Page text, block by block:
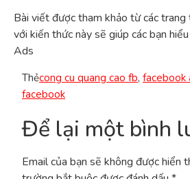
Bài viết được tham khảo từ các
với kiến thức này sẽ giúp các bạn
Ads
Thẻcong cu quang cao fb, facebook
facebook
Để lại một bình
Email của bạn sẽ không được hiển